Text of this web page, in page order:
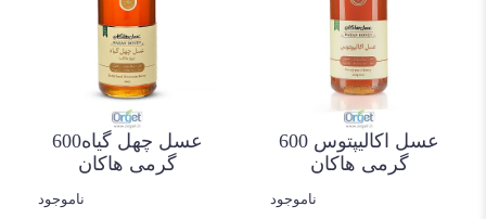
عسل چهل گیاه600
گرمی هاکان
ناموجود
عسل اکالیپتوس 600
گرمی هاکان
ناموجود